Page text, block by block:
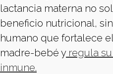
lactancia materna no
beneficio nutricional,
humano que fortalece
madre-bebé yregula
inmune.